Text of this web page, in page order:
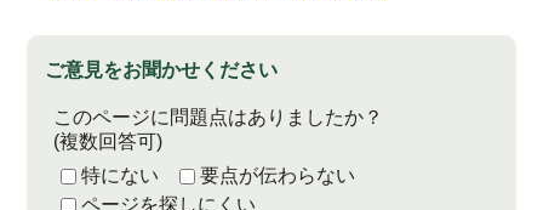
ご意見をお聞かせください
このページに問題点はありましたか？
(複数回答可)
特にない
要点が伝わらない
ページを探しにくい